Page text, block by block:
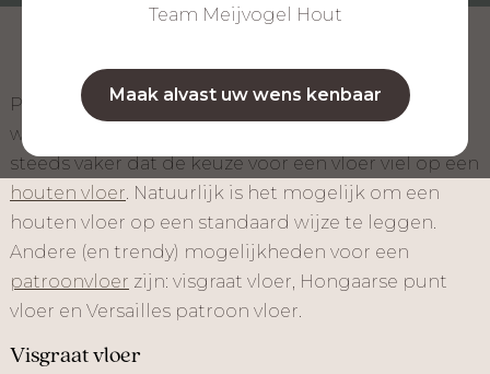
Team Meijvogel Hout
Maak alvast uw wens kenbaar
Patroonvloeren zijn helemaal terug van
weggeweest! De afgelopen jaren zagen we al
steeds vaker dat de keuze voor een vloer viel op een
houten vloer. Natuurlijk is het mogelijk om een
houten vloer op een standaard wijze te leggen.
Andere (en trendy) mogelijkheden voor een
patroonvloer zijn: visgraat vloer, Hongaarse punt
vloer en Versailles patroon vloer.
Visgraat vloer